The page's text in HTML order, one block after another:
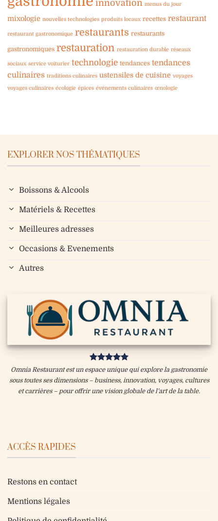
innovation menus du jour
mixologie nouvelles technologies produits locaux recettes restaurant
restaurant gastronomique restaurants restaurants
gastronomiques restauration restauration durable réseaux
sociaux service voiturier technologie tendances tendances
culinaires traditions culinaires ustensiles de cuisine voyages
voyages culinaires écologie épices événements culinaires œnologie
EXPLORER NOS THÉMATIQUES
Boissons & Alcools
Matériels & Recettes
Meilleures adresses
Occasions & Evenements
Autres
Omnia Restaurant est un espace unique qui explore la gastronomie
sous toutes ses dimensions – business, innovation, voyages, cultures
et carrières – pour offrir une vision globale de l’art de la table.
ACCÈS RAPIDES
Restons en contact
Mentions légales